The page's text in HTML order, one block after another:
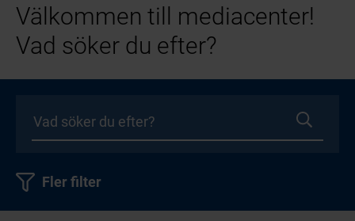
Välkommen till mediacenter!
Vad söker du efter?
Fler filter